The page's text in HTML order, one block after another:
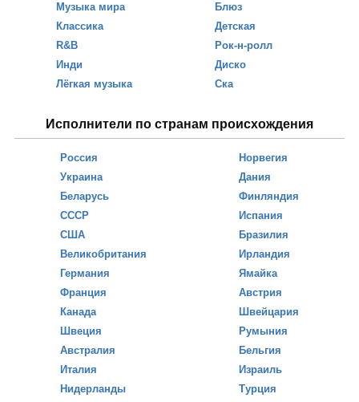
Музыка мира
Классика
R&B
Инди
Лёгкая музыка
Блюз
Детская
Рок-н-ролл
Диско
Ска
Исполнители по странам происхождения
Россия
Украина
Беларусь
СССР
США
Великобритания
Германия
Франция
Канада
Швеция
Австралия
Италия
Нидерланды
Норвегия
Дания
Финляндия
Испания
Бразилия
Ирландия
Ямайка
Австрия
Швейцария
Румыния
Бельгия
Израиль
Турция